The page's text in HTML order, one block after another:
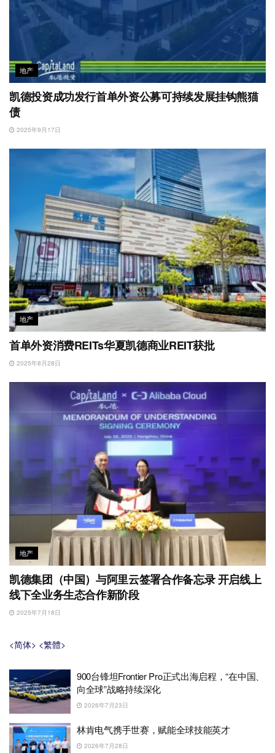
地产
凯德投资成功发行首单外资公募可持续发展挂钩熊猫
债
2025年9月17日
地产
首单外资消费REITs华夏凯德商业REIT获批
2025年8月28日
地产
凯德集团（中国）与阿里云签署合作备忘录 开启线上
线下全业务生态合作新阶段
2025年7月18日
<简体> <繁體>
900台锋坦Frontier Pro正式出海启程，“在中国、
向全球”战略持续深化
2026年7月23日
林肯电气携手世赛，赋能全球技能英才
2026年7月28日